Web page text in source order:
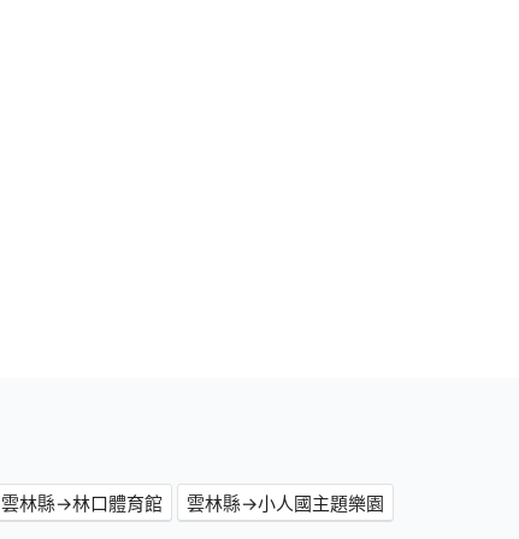
雲林縣→林口體育館
雲林縣→小人國主題樂園